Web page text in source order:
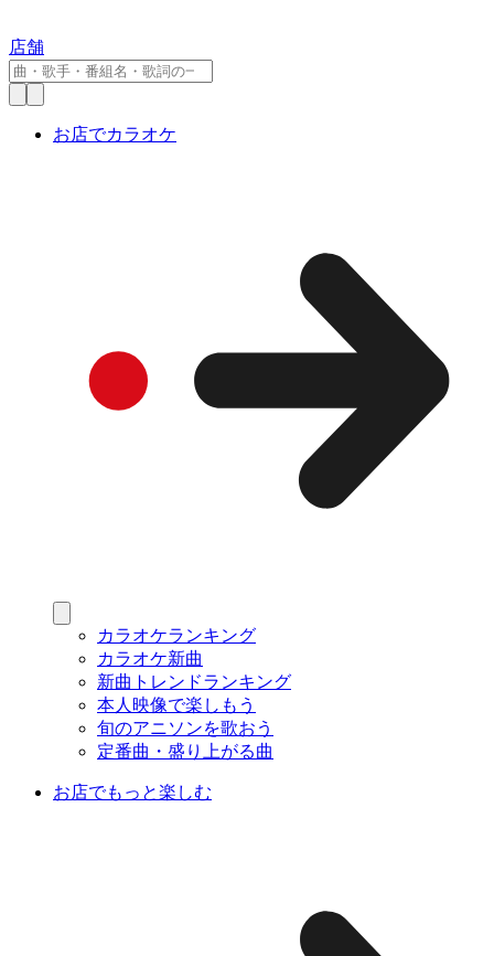
店舗
お店でカラオケ
カラオケランキング
カラオケ新曲
新曲トレンドランキング
本人映像で楽しもう
旬のアニソンを歌おう
定番曲・盛り上がる曲
お店でもっと楽しむ